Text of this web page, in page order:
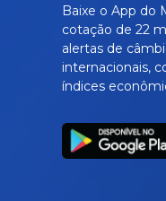
Baixe o App do
cotação de 22
alertas de
internacionais,
índices